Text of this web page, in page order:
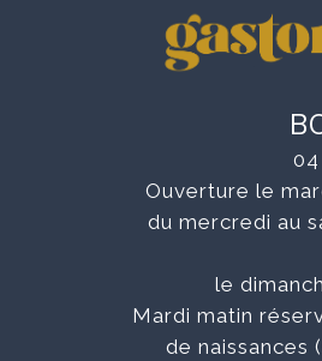
Ouverture le
du mercredi au
le
Mardi matin
de naissances